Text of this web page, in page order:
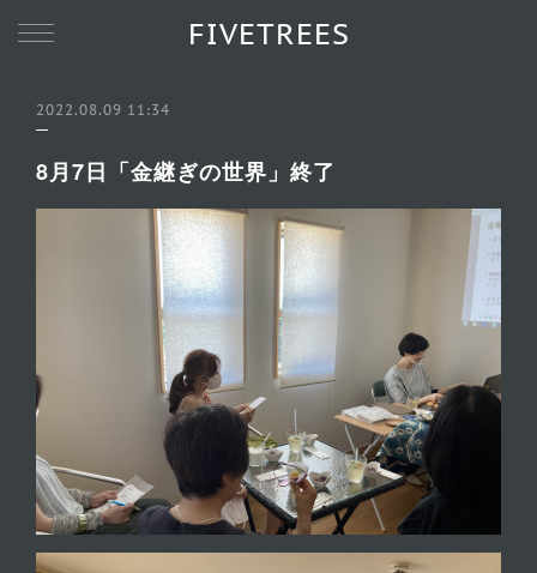
FIVETREES
2022.08.09 11:34
8月7日「金継ぎの世界」終了